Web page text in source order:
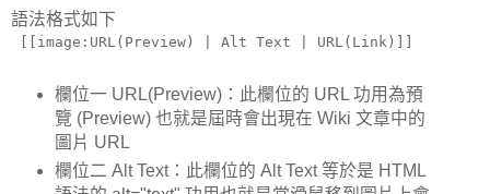
語法格式如下
[[image:URL(Preview) | Alt Text | URL(Link)]]
欄位一 URL(Preview)：此欄位的 URL 功用為預
覽 (Preview) 也就是屆時會出現在 Wiki 文章中的
圖片 URL
欄位二 Alt Text：此欄位的 Alt Text 等於是 HTML